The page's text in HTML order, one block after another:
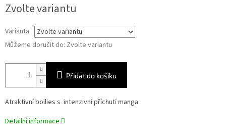
cena:
Zvolte variantu
Varianta
Můžeme doručit do: Zvolte variantu
Přidat do košíku
Atraktivní boilies s intenzivní příchutí manga.
Detailní informace